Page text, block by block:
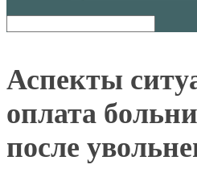
Аспекты
оплата
после